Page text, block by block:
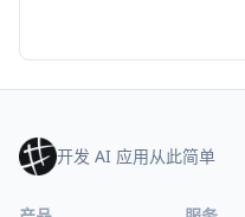
开发 AI 应用从此简单